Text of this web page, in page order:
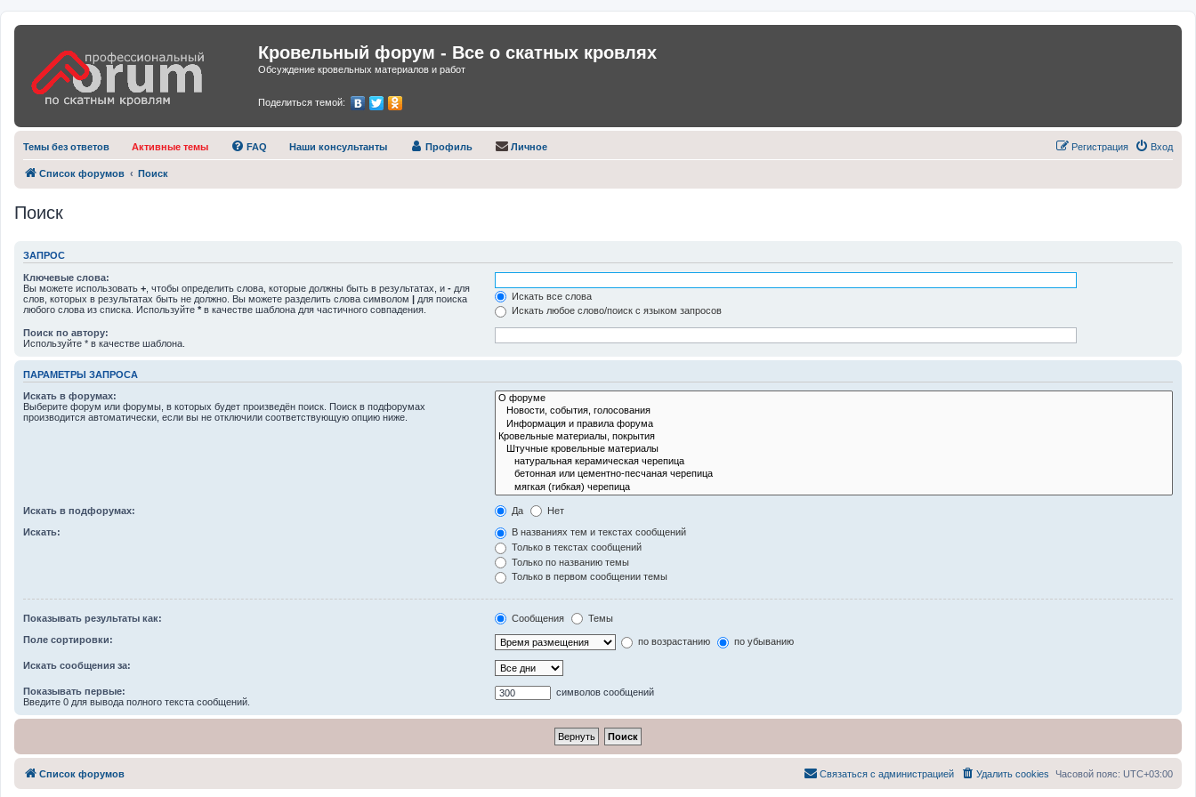
Кровельный форум - Все о скатных кровлях
Обсуждение кровельных материалов и работ
Поделиться темой:
Темы без ответов Активные темы FAQ Наши консультанты Профиль Личное Вход
Регистрация
Список форумов Поиск
Поиск
ЗАПРОС
Ключевые слова:
Вы можете использовать + , чтобы определить слова, которые должны быть в результатах, и - для
слов, которых в результатах быть не должно. Вы можете разделить слова символом | для поиска
любого слова из списка. Используйте * в качестве шаблона для частичного совпадения.
Искать все слова
Искать любое слово/поиск с языком запросов
Поиск по автору:
Используйте * в качестве шаблона.
ПАРАМЕТРЫ ЗАПРОСА
Искать в форумах:
Выберите форум или форумы, в которых будет произведён поиск. Поиск в подфорумах
производится автоматически, если вы не отключили соответствующую опцию ниже.
Искать в подфорумах: Да Нет
Искать:
В названиях тем и текстах сообщений
Только в текстах сообщений
Только по названию темы
Только в первом сообщении темы
Показывать результаты как: Сообщения Темы
Поле сортировки: по возрастанию по убыванию
Искать сообщения за:
Показывать первые:
Введите 0 для вывода полного текста сообщений.
символов сообщений
Список форумов Часовой пояс: UTC+03:00
Удалить cookies
Связаться с администрацией